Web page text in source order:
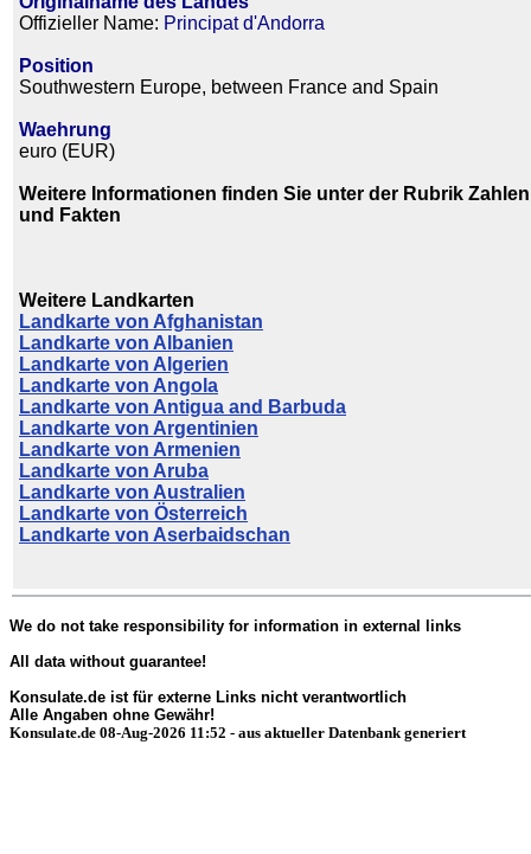
Offizieller Name: Principat d'Andorra
Position
Southwestern Europe, between France and Spain
Waehrung
euro (EUR)
Weitere Informationen finden Sie unter der Rubrik Zahlen
und Fakten
Weitere Landkarten
Landkarte von Afghanistan
Landkarte von Albanien
Landkarte von Algerien
Landkarte von Angola
Landkarte von Antigua and Barbuda
Landkarte von Argentinien
Landkarte von Armenien
Landkarte von Aruba
Landkarte von Australien
Landkarte von Österreich
Landkarte von Aserbaidschan
We do not take responsibility for information in external links
All data without guarantee!
Konsulate.de ist für externe Links nicht verantwortlich
Alle Angaben ohne Gewähr!
Konsulate.de 08-Aug-2026 11:52 - aus aktueller Datenbank generiert